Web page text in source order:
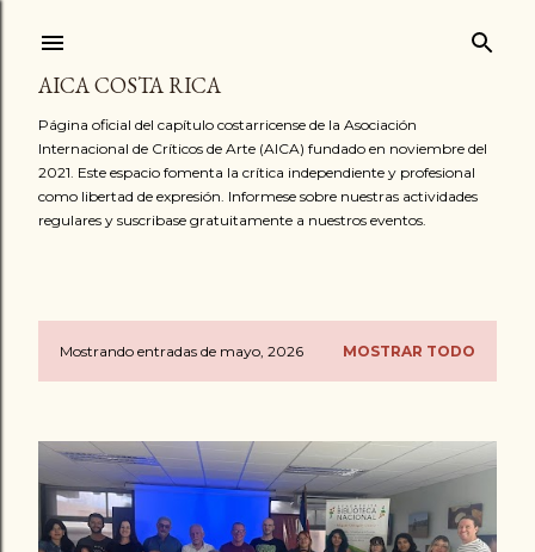
AICA COSTA RICA
Página oficial del capítulo costarricense de la Asociación
Internacional de Críticos de Arte (AICA) fundado en noviembre del
2021. Este espacio fomenta la crítica independiente y profesional
como libertad de expresión. Informese sobre nuestras actividades
regulares y suscribase gratuitamente a nuestros eventos.
E
t
r
Mostrando entradas de mayo, 2026 MOSTRAR TODO